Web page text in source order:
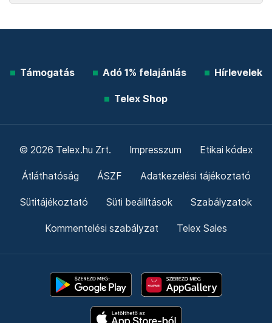
Támogatás Adó 1% felajánlás Hírlevelek
Telex Shop
© 2026 Telex.hu Zrt. Impresszum Etikai kódex
Átláthatóság ÁSZF Adatkezelési tájékoztató
Sütitájékoztató Süti beállítások Szabályzatok
Kommentelési szabályzat Telex Sales